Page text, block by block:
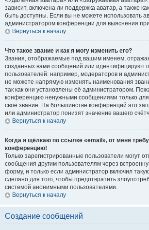
зависит, включена ли поддержка аватар, а также
быть доступны. Если вы не можете использовать
администратором конференции для выяснения
Вернуться к началу
Что такое звание и как я могу изменить его?
Звания, отображаемые под вашим именем,
созданных вами сообщений или идентифицируют
пользователей: например, модераторов и
не можете напрямую изменять наименования
так как они установлены её администратором.
конференцию ненужными сообщениями только для
своё звание. На большинстве конференций это
или администратор понизят значение вашего
Вернуться к началу
Когда я щёлкаю по ссылке «email», от меня
конференцию!
Только зарегистрированные пользователи могут
сообщения другим пользователям через
форму, и только если администратор включил
сделано для того, чтобы предотвратить
системой анонимными пользователями.
Вернуться к началу
Создание сообщений